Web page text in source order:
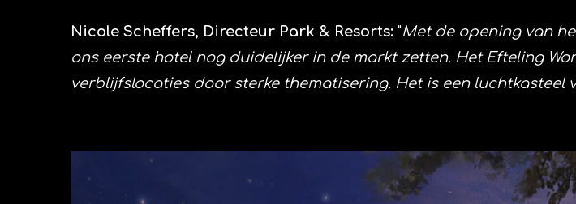
Nicole Scheffers, Directeur Park & Resorts: "Met de opening van
ons eerste hotel nog duidelijker in de markt zetten. Het Efteling
verblijfslocaties door sterke thematisering. Het is een luchtkasteel